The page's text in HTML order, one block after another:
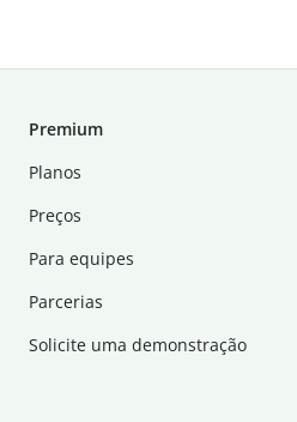
Premium
Planos
Preços
Para equipes
Parcerias
Solicite uma demonstração